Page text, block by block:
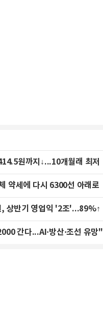
원까지↓...10개월래 최저
약세에 다시 6300선 아래로
, 상반기 영업익 '2조'...89%↑
간다...AI·방산·조선 유망"